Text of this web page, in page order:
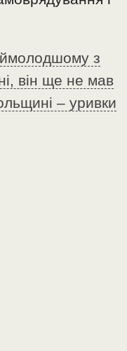
з
він ще не мав
– уривки